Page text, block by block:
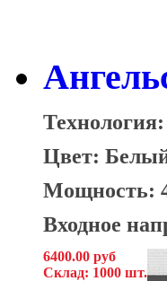
Цвет:
Мощность:
Входное
6400.00 руб
Склад: 1000 шт.